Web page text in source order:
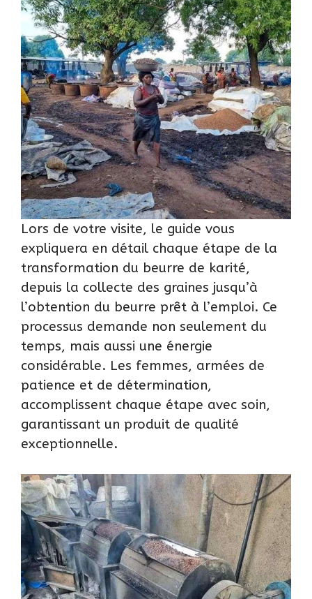
Lors de votre visite, le guide vous
expliquera en détail chaque étape de la
transformation du beurre de karité,
depuis la collecte des graines jusqu’à
l’obtention du beurre prêt à l’emploi. Ce
processus demande non seulement du
temps, mais aussi une énergie
considérable. Les femmes, armées de
patience et de détermination,
accomplissent chaque étape avec soin,
garantissant un produit de qualité
exceptionnelle.